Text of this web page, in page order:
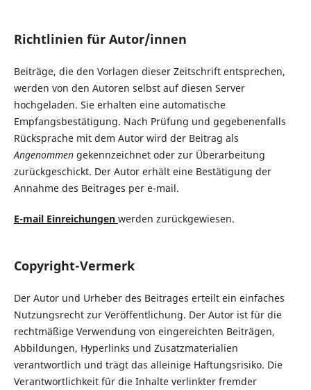
Richtlinien für Autor/innen
Beiträge, die den Vorlagen dieser Zeitschrift entsprechen,
werden von den Autoren selbst auf diesen Server
hochgeladen. Sie erhalten eine automatische
Empfangsbestätigung. Nach Prüfung und gegebenenfalls
Rücksprache mit dem Autor wird der Beitrag als
Angenommen gekennzeichnet oder zur Überarbeitung
zurückgeschickt. Der Autor erhält eine Bestätigung der
Annahme des Beitrages per e-mail.
E-mail Einreichungen werden zurückgewiesen.
Copyright-Vermerk
Der Autor und Urheber des Beitrages erteilt ein einfaches
Nutzungsrecht zur Veröffentlichung. Der Autor ist für die
rechtmäßige Verwendung von eingereichten Beiträgen,
Abbildungen, Hyperlinks und Zusatzmaterialien
verantwortlich und trägt das alleinige Haftungsrisiko. Die
Verantwortlichkeit für die Inhalte verlinkter fremder